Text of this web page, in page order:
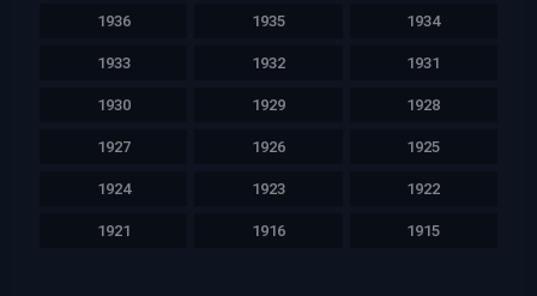
1936 1935 1934
1933 1932 1931
1930 1929 1928
1927 1926 1925
1924 1923 1922
1921 1916 1915